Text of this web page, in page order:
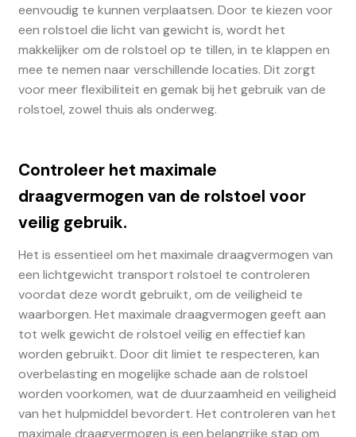
eenvoudig te kunnen verplaatsen. Door te kiezen voor
een rolstoel die licht van gewicht is, wordt het
makkelijker om de rolstoel op te tillen, in te klappen en
mee te nemen naar verschillende locaties. Dit zorgt
voor meer flexibiliteit en gemak bij het gebruik van de
rolstoel, zowel thuis als onderweg.
Controleer het maximale
draagvermogen van de rolstoel voor
veilig gebruik.
Het is essentieel om het maximale draagvermogen van
een lichtgewicht transport rolstoel te controleren
voordat deze wordt gebruikt, om de veiligheid te
waarborgen. Het maximale draagvermogen geeft aan
tot welk gewicht de rolstoel veilig en effectief kan
worden gebruikt. Door dit limiet te respecteren, kan
overbelasting en mogelijke schade aan de rolstoel
worden voorkomen, wat de duurzaamheid en veiligheid
van het hulpmiddel bevordert. Het controleren van het
maximale draagvermogen is een belangrijke stap om